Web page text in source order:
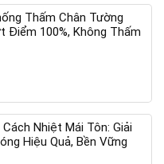
Thấm Chân Tường
Điểm 100%, Không Thấm
Nhiệt Mái Tôn: Giải
Hiệu Quả, Bền Vững